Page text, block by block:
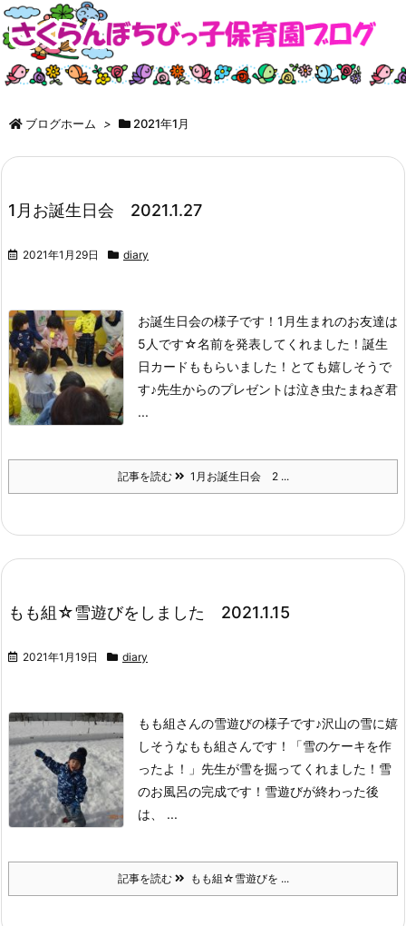
ブログホーム > 2021年1月
1月お誕生日会 2021.1.27
2021年1月29日 diary
お誕生日会の様子です！ 1月生まれのお友達は
5人です☆名前を発表してくれました！ 誕生
日カードももらいました！ とても嬉しそうで
す♪先生からのプレゼントは泣き虫たまねぎ君
...
記事を読む 1月お誕生日会 2 ...
もも組☆雪遊びをしました 2021.1.15
2021年1月19日 diary
もも組さんの雪遊びの様子です♪沢山の雪に嬉
しそうなもも組さんです！
「雪のケーキを作
ったよ！」 先生が雪を掘ってくれました！ 雪
のお風呂の完成です！ 雪遊びが終わった後
は、 ...
記事を読む もも組☆雪遊びを ...